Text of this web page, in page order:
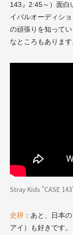
143』2:45～） 面白
イバルオーディシ
の頑張りを知って
なところもあります
Stray Kids "CASE
史耕 ：あと、日本
アイ）も好きです